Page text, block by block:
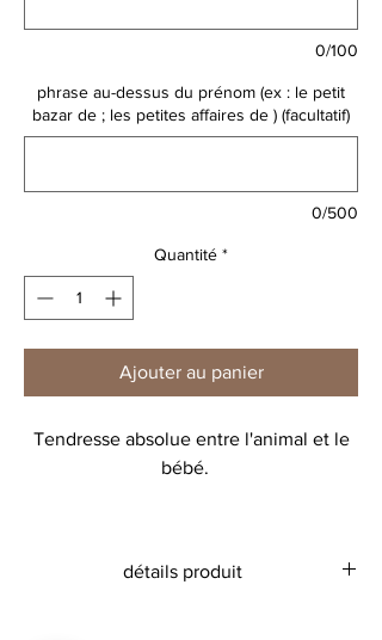
0/100
phrase au-dessus du prénom (ex : le petit
bazar de ; les petites affaires de ) (facultatif)
0/500
Quantité *
Ajouter au panier
Tendresse absolue entre l'animal et le
bébé.
Ici on craque pour le poisson avec son
détails produit